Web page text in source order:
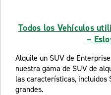
Todos los Vehículos
–
Alquile un SUV de
nuestra gama de SUV de
las características, incluidos
grandes.